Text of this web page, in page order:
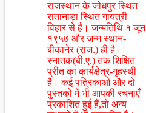
राजस्थान के जोधपुर स्थित
रातानाड़ा स्थित गायत्री
विहार से है। जन्मतिथि १ जून
१९५७ और जन्म स्थान-
बीकानेर (राज.) ही है।
स्नातक(बी.ए.) तक शिक्षित
प्रीत का कार्यक्षेत्र-गृहस्थी
है। कई पत्रिकाओं और दो
पुस्तकों में भी आपकी रचनाएँ
प्रकाशित हुई हैं,तो अन्य